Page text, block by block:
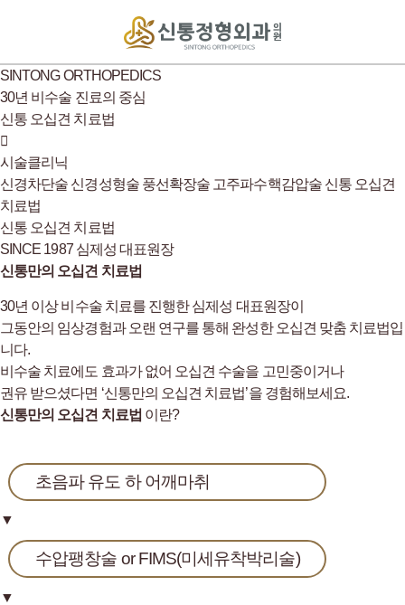
SINTONG ORTHOPEDICS
30년 비수술 진료의 중심
신통 오십견 치료법
시술클리닉
신경차단술 신경성형술 풍선확장술 고주파수핵감압술 신통 오십견
치료법
신통 오십견 치료법
SINCE 1987 심제성 대표원장
신통만의 오십견 치료법
30년 이상 비수술 치료를 진행한 심제성 대표원장이
그동안의 임상경험과 오랜 연구를 통해 완성한 오십견 맞춤 치료법입
니다.
비수술 치료에도 효과가 없어 오십견 수술을 고민중이거나
권유 받으셨다면 ‘신통만의 오십견 치료법’을 경험해보세요.
신통만의 오십견 치료법 이란?
초음파 유도 하 어깨마취
▼
수압팽창술 or FIMS(미세유착박리술)
▼